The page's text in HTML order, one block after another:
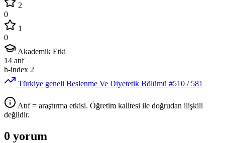
2
0
1
0
Akademik Etki
14 atıf
h-index 2
Türkiye geneli Beslenme Ve Diyetetik Bölümü #510 / 581
Atıf = araştırma etkisi. Öğretim kalitesi ile doğrudan ilişkili
değildir.
0 yorum